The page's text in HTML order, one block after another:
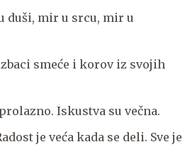
duši, mir u srcu, mir u
smeće i korov iz svojih
Iskustva su večna.
je veća kada se deli. Sve je